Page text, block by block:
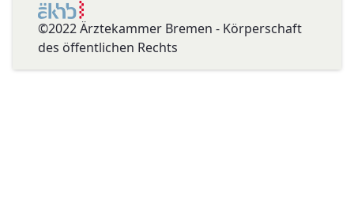
©2022 Ärztekammer Bremen - Körperschaft
des öffentlichen Rechts